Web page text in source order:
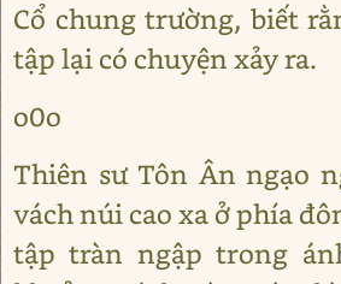
Cổ chung trường, biết
tập lại có chuyện xảy ra.
o0o
Thiên sư Tôn Ân ngạo
vách núi cao xa ở phía
tập tràn ngập trong